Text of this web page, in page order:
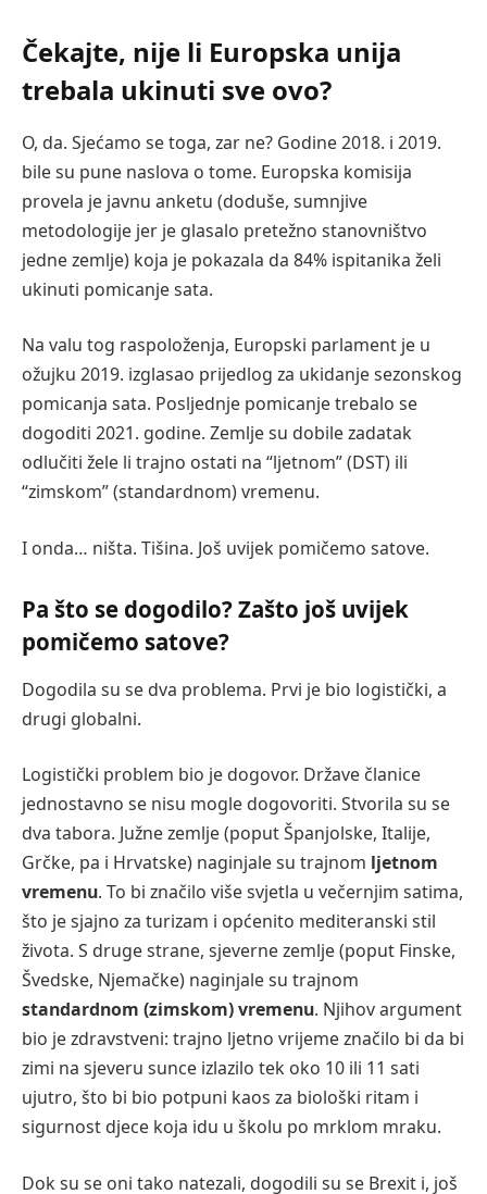
Čekajte, nije li Europska unija
trebala ukinuti sve ovo?
O, da. Sjećamo se toga, zar ne? Godine 2018. i 2019.
bile su pune naslova o tome. Europska komisija
provela je javnu anketu (doduše, sumnjive
metodologije jer je glasalo pretežno stanovništvo
jedne zemlje) koja je pokazala da 84% ispitanika želi
ukinuti pomicanje sata.
Na valu tog raspoloženja, Europski parlament je u
ožujku 2019. izglasao prijedlog za ukidanje sezonskog
pomicanja sata. Posljednje pomicanje trebalo se
dogoditi 2021. godine. Zemlje su dobile zadatak
odlučiti žele li trajno ostati na “ljetnom” (DST) ili
“zimskom” (standardnom) vremenu.
I onda… ništa. Tišina. Još uvijek pomičemo satove.
Pa što se dogodilo? Zašto još uvijek
pomičemo satove?
Dogodila su se dva problema. Prvi je bio logistički, a
drugi globalni.
Logistički problem bio je dogovor. Države članice
jednostavno se nisu mogle dogovoriti. Stvorila su se
dva tabora. Južne zemlje (poput Španjolske, Italije,
Grčke, pa i Hrvatske) naginjale su trajnom ljetnom
vremenu. To bi značilo više svjetla u večernjim satima,
što je sjajno za turizam i općenito mediteranski stil
života. S druge strane, sjeverne zemlje (poput Finske,
Švedske, Njemačke) naginjale su trajnom
standardnom (zimskom) vremenu. Njihov argument
bio je zdravstveni: trajno ljetno vrijeme značilo bi da bi
zimi na sjeveru sunce izlazilo tek oko 10 ili 11 sati
ujutro, što bi bio potpuni kaos za biološki ritam i
sigurnost djece koja idu u školu po mrklom mraku.
Dok su se oni tako natezali, dogodili su se Brexit i, još